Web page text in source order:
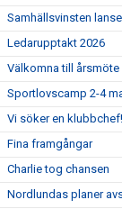
Samhällsvinsten
Ledarupptakt 2026
Välkomna till årsmöte
Sportlovscamp 2-4
Vi söker en klubbchef!
Fina framgångar
Charlie tog chansen
Nordlundas planer